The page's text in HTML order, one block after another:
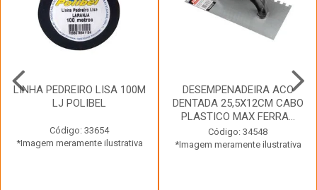
LINHA PEDREIRO LISA 100M
LJ POLIBEL
Código: 33654
*Imagem meramente ilustrativa
DESEMPENADEIRA ACO
DENTADA 25,5X12CM CABO
PLASTICO MAX FERRA...
Código: 34548
*Imagem meramente ilustrativa